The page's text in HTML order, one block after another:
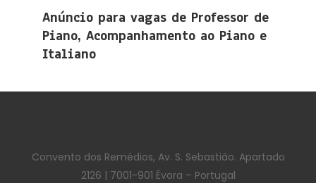
Anúncio para vagas de Professor de
Piano, Acompanhamento ao Piano e
Italiano
Convento dos Remédios, Av. S. Sebastião. Apartado
2126 | 7001-901 Évora – Portugal